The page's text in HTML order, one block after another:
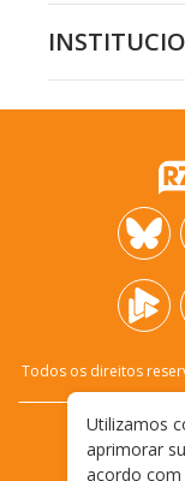
Todos os direitos
Utilizamos
aprimorar
acordo com